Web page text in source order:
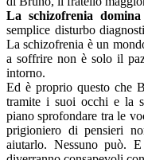
La schizofrenia
semplice disturbo
La schizofrenia è un
a soffrire non è solo il
intorno.
Ed è proprio questo che
tramite i suoi occhi e la
piano sprofondare tra le
prigioniero di pensieri
aiutarlo. Nessuno può.